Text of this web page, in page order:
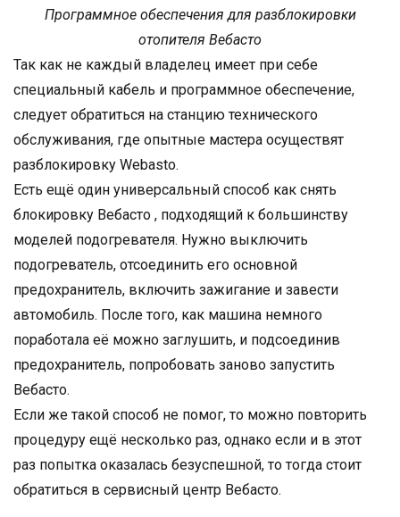
Программное обеспечения для разблокировки
отопителя Вебасто
Так как не каждый владелец имеет при себе
специальный кабель и программное обеспечение,
следует обратиться на станцию технического
обслуживания, где опытные мастера осуществят
разблокировку Webasto.
Есть ещё один универсальный способ как снять
блокировку Вебасто , подходящий к большинству
моделей подогревателя. Нужно выключить
подогреватель, отсоединить его основной
предохранитель, включить зажигание и завести
автомобиль. После того, как машина немного
поработала её можно заглушить, и подсоединив
предохранитель, попробовать заново запустить
Вебасто.
Если же такой способ не помог, то можно повторить
процедуру ещё несколько раз, однако если и в этот
раз попытка оказалась безуспешной, то тогда стоит
обратиться в сервисный центр Вебасто.